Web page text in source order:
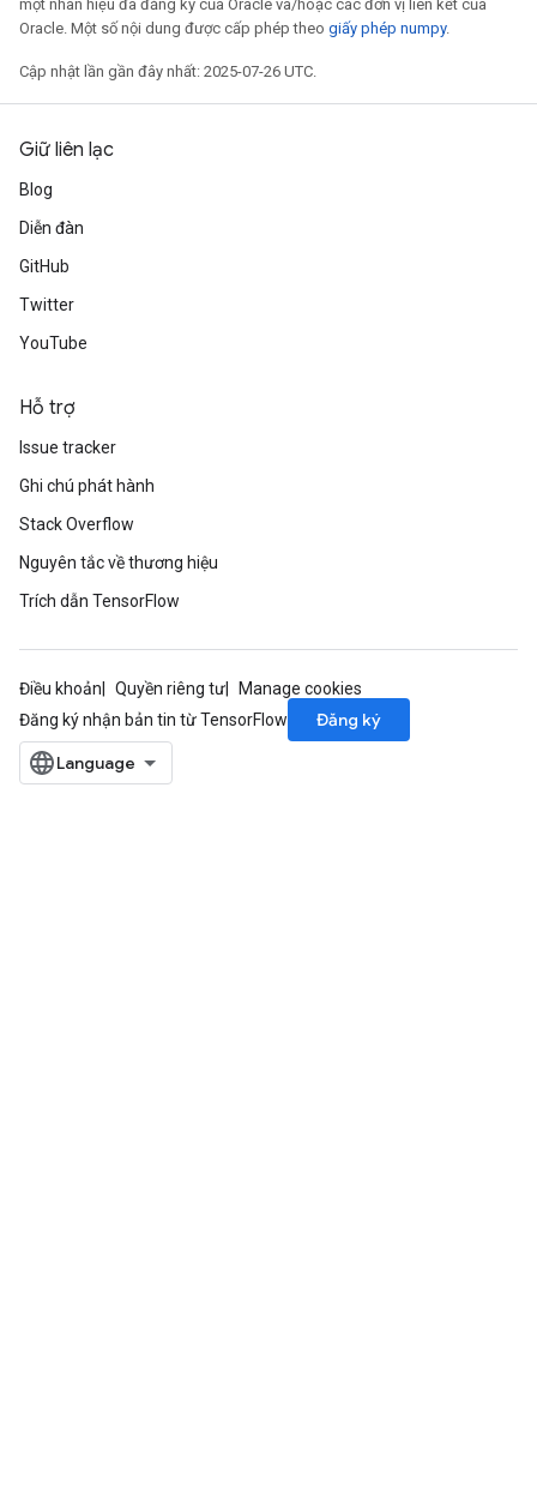
một nhãn hiệu đã đăng ký của Oracle và/hoặc các đơn vị liên kết của
Oracle. Một số nội dung được cấp phép theo giấy phép numpy.
Cập nhật lần gần đây nhất: 2025-07-26 UTC.
Giữ liên lạc
Blog
Diễn đàn
GitHub
Twitter
YouTube
Hỗ trợ
Issue tracker
Ghi chú phát hành
Stack Overflow
Nguyên tắc về thương hiệu
Trích dẫn TensorFlow
Điều khoản Quyền riêng tư
Manage cookies
Đăng ký nhận bản tin từ TensorFlow
Đăng ký